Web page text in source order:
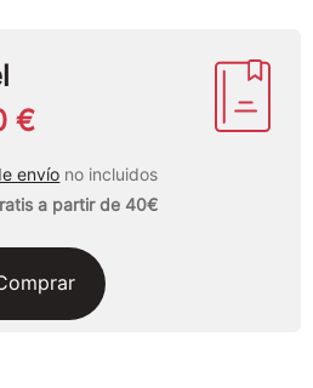
€
envío no incluidos
a partir de 40€